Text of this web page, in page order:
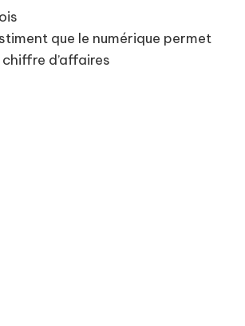
que le numérique permet
d’affaires